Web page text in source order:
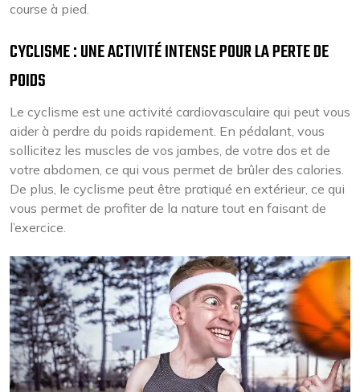
course à pied.
CYCLISME : UNE ACTIVITÉ INTENSE POUR LA PERTE DE
POIDS
Le cyclisme est une activité cardiovasculaire qui peut vous
aider à perdre du poids rapidement. En pédalant, vous
sollicitez les muscles de vos jambes, de votre dos et de
votre abdomen, ce qui vous permet de brûler des calories.
De plus, le cyclisme peut être pratiqué en extérieur, ce qui
vous permet de profiter de la nature tout en faisant de
l’exercice.